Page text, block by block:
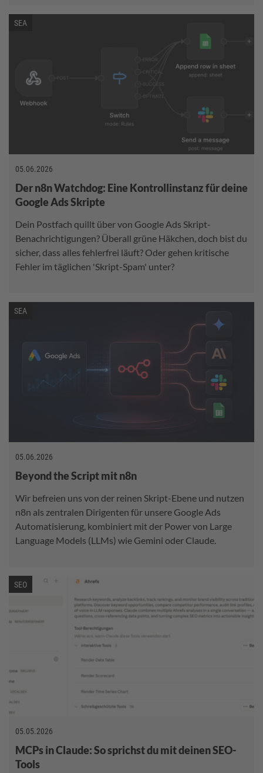
SEA
05.06.2026
Der n8n Watchdog: Eine Kontrollinstanz für deine
Google Ads Skripte
Dein Postfach quillt über von Google Ads Skript-
Benachrichtigungen? Überall grüne Häkchen, doch bist du
sicher, dass alles fehlerfrei läuft? Oder gehen kritische
Fehler im täglichen 'Skript-Spam' unter?
SEA
05.06.2026
Beyond the Script mit n8n
Wir befreien uns von der reinen Skript-Ebene und nutzen
n8n als zentralen Dirigenten für unsere Google Ads
Automatisierung, kombiniert mit der Power von Large
Language Models (LLMs) wie Gemini oder Claude.
SEO
05.05.2026
MCPs in Claude: So sprichst du mit deinen SEO-
Tools